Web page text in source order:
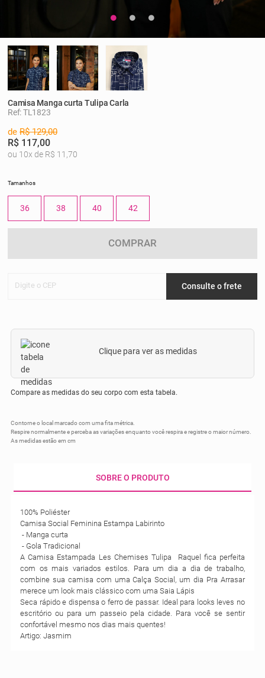
Camisa Manga curta Tulipa Carla
Ref: TL1823
de R$ 129,00
R$ 117,00
ou 10x de R$ 11,70
Tamanhos
36 38 40 42
COMPRAR
Digite o CEP Consulte o frete
Clique para ver as medidas
Compare as medidas do seu corpo com esta tabela.
Contorne o local marcado com uma fita métrica.
Respire normalmente e perceba as variações enquanto você respira e registre o maior número.
As medidas estão em cm
SOBRE O PRODUTO
100% Poliéster
Camisa Social Feminina Estampa Labirinto
- Manga curta
- Gola Tradicional
A Camisa Estampada Les Chemises Tulipa Raquel fica perfeita
com os mais variados estilos. Para um dia a dia de trabalho,
combine sua camisa com uma Calça Social, um dia Pra Arrasar
merece um look mais clássico com uma Saia Lápis
Seca rápido e dispensa o ferro de passar. Ideal para looks leves no
escritório ou para um passeio pela cidade. Para você se sentir
confortável mesmo nos dias mais quentes!
Artigo: Jasmim